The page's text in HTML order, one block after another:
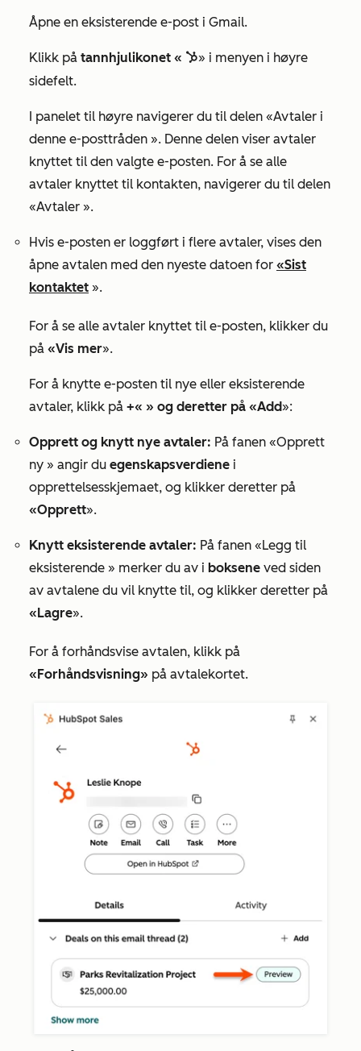
Åpne en eksisterende e-post i Gmail.
Klikk på tannhjulikonet « sprocket» i menyen i høyre
sidefelt.
I panelet til høyre navigerer du til delen «Avtaler i
denne e-posttråden ». Denne delen viser avtaler
knyttet til den valgte e-posten. For å se alle
avtaler knyttet til kontakten, navigerer du til delen
«Avtaler ».
Hvis e-posten er loggført i flere avtaler, vises den
åpne avtalen med den nyeste datoen for «Sist
kontaktet ».
For å se alle avtaler knyttet til e-posten, klikker du
på «Vis mer».
For å knytte e-posten til nye eller eksisterende
avtaler, klikk på +« » og deretter på «Add»:
Opprett og knytt nye avtaler: På fanen «Opprett
ny » angir du egenskapsverdiene i
opprettelsesskjemaet, og klikker deretter på
«Opprett».
Knytt eksisterende avtaler: På fanen «Legg til
eksisterende » merker du av i boksene ved siden
av avtalene du vil knytte til, og klikker deretter på
«Lagre».
For å forhåndsvise avtalen, klikk på
«Forhåndsvisning» på avtalekortet.